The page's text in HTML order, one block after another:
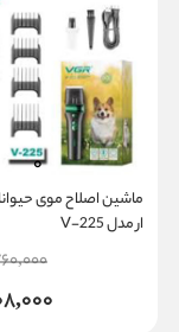
ماشین اصلاح موی
ار مدل V-225